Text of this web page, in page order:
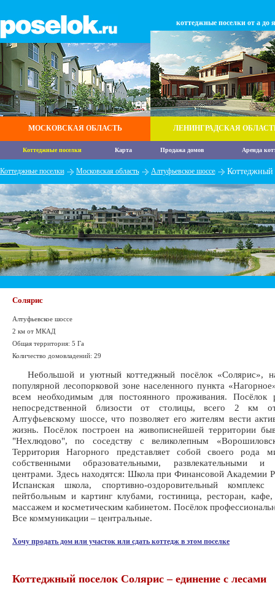
МОСКОВСКАЯ ОБЛАСТЬ
коттеджные поселки от а до я
ЛЕНИНГРАДСКАЯ
Коттеджные поселки Карта Продажа домов Аренда
Коттеджные поселки Московская область Алтуфьевское шоссе Коттеджный
Солярис
Алтуфьевское шоссе
2 км от МКАД
Общая территория: 5 Га
Количество домовладений: 29
Небольшой и уютный коттеджный посёлок «Солярис»,
популярной лесопорковой зоне населенного пункта
всем необходимым для постоянного проживания. Посёлок
непосредственной близости от столицы, всего 2
Алтуфьевскому шоссе, что позволяет его жителям вести
жизнь. Посёлок построен на живописнейшей территории
"Нехлюдово", по соседству с великолепным
Территория Нагорного представляет собой своего рода
собственными образовательными, развлекательными и
центрами. Здесь находятся: Школа при Финансовой Академии
Испанская школа, спортивно-оздоровительный
пейтбольным и картинг клубами, гостиница, ресторан,
массажем и косметическим кабинетом. Посёлок
Все коммуникации – центральные.
Хочу продать дом или участок или сдать коттедж в этом поселке
Коттеджный поселок Солярис – единение с лесами